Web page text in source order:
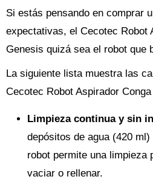
Si estás pensando en comprar
expectativas, el Cecotec Robot
Genesis quizá sea el robot que
La siguiente lista muestra las
Cecotec Robot Aspirador
Limpieza continua y sin
depósitos de agua (420
robot permite una limpieza
vaciar o rellenar.